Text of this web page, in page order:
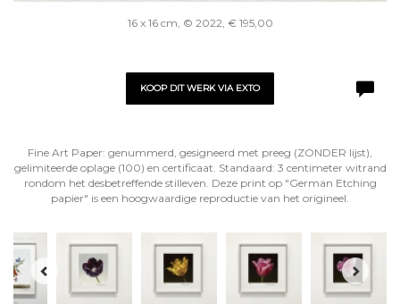
16 x 16 cm, © 2022, € 195,00
KOOP DIT WERK VIA EXTO
Fine Art Paper: genummerd, gesigneerd met preeg (ZONDER lijst),
gelimiteerde oplage (100) en certificaat. Standaard: 3 centimeter witrand
rondom het desbetreffende stilleven. Deze print op "German Etching
papier" is een hoogwaardige reproductie van het origineel.